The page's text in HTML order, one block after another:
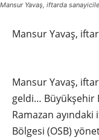
Mansur Yavaş, iftarda
Mansur Yavaş,
Mansur Yavaş,
geldi… Büyükşehir
Ramazan
Bölgesi (OSB)